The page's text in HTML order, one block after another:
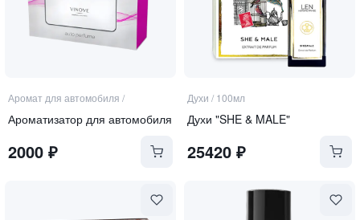
Аромат для автомобиля /
Ароматизатор для автомобиля
2000 ₽
Духи / 100мл
Духи "SHE & MALE"
25420₽